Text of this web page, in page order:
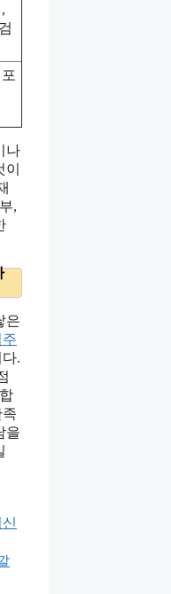
나
,
은
주
.
을